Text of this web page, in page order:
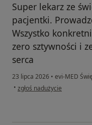
Super lekarz ze
pacjentki.
Wszystko
zero sztywności i
serca
23 lipca 2026 • evi-MED
• w opinii użytkownika Natalia
zgłoś nadużycie